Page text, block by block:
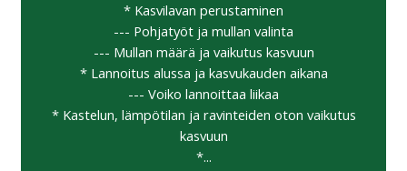
* Kasvilavan perustaminen
--- Pohjatyöt ja mullan valinta
--- Mullan määrä ja vaikutus kasvuun
* Lannoitus alussa ja kasvukauden aikana
--- Voiko lannoittaa liikaa
* Kastelun, lämpötilan ja ravinteiden oton vaikutus
kasvuun
*...